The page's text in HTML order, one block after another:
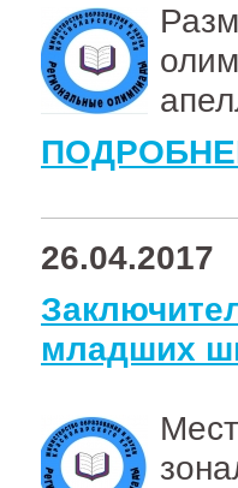
26.04.2017
младших